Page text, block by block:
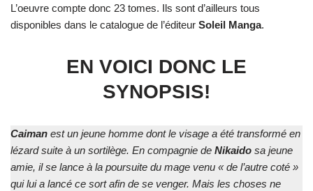
L’oeuvre compte donc 23 tomes. Ils sont d’ailleurs tous
disponibles dans le catalogue de l’éditeur Soleil Manga.
EN VOICI DONC LE
SYNOPSIS!
Caiman est un jeune homme dont le visage a été transformé en
lézard suite à un sortilège. En compagnie de Nikaido sa jeune
amie, il se lance à la poursuite du mage venu « de l’autre coté »
qui lui a lancé ce sort afin de se venger. Mais les choses ne